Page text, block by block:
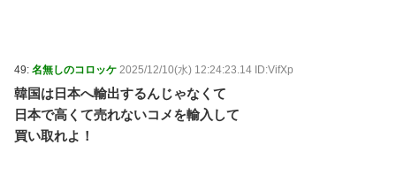
49: 名無しのコロッケ 2025/12/10(水) 12:24:23.14 ID:VifXp
韓国は日本へ輸出するんじゃなくて
日本で高くて売れないコメを輸入して
買い取れよ！